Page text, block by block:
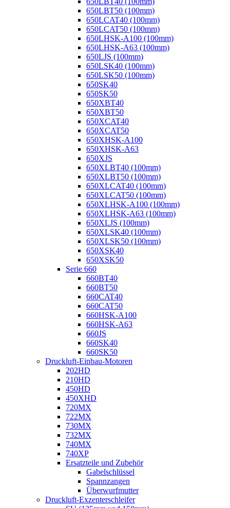
650LBT50 (100mm)
650LCAT40 (100mm)
650LCAT50 (100mm)
650LHSK-A100 (100mm)
650LHSK-A63 (100mm)
650LJS (100mm)
650LSK40 (100mm)
650LSK50 (100mm)
650SK40
650SK50
650XBT40
650XBT50
650XCAT40
650XCAT50
650XHSK-A100
650XHSK-A63
650XJS
650XLBT40 (100mm)
650XLBT50 (100mm)
650XLCAT40 (100mm)
650XLCAT50 (100mm)
650XLHSK-A100 (100mm)
650XLHSK-A63 (100mm)
650XLJS (100mm)
650XLSK40 (100mm)
650XLSK50 (100mm)
650XSK40
650XSK50
Serie 660
660BT40
660BT50
660CAT40
660CAT50
660HSK-A100
660HSK-A63
660JS
660SK40
660SK50
Druckluft-Einbau-Motoren
202HD
210HD
450HD
450XHD
720MX
722MX
730MX
732MX
740MX
740XP
Ersatzteile und Zubehör
Gabelschlüssel
Spannzangen
Überwurfmutter
Druckluft-Exzenterschleifer